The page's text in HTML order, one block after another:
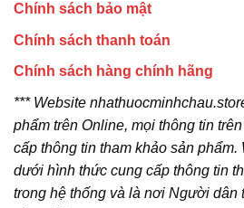
Chính sách bảo mật
Chính sách thanh toán
Chính sách hàng chính hãng
*** Website
phẩm trên Online, mọi thông tin
cấp thông tin tham khảo sản phẩm.
dưới hình thức cung cấp thông tin
trong hệ thống và là nơi Người dân